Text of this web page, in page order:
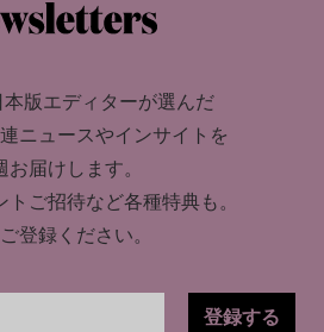
版エディターが選んだ
ニュースやインサイトを
お届けします。
ご招待など各種特典も。
登録ください。
登録する